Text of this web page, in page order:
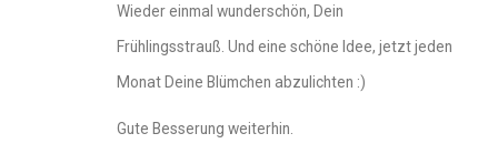
Wieder einmal wunderschön, Dein
Frühlingsstrauß. Und eine schöne Idee, jetzt jeden
Monat Deine Blümchen abzulichten :)
Gute Besserung weiterhin.